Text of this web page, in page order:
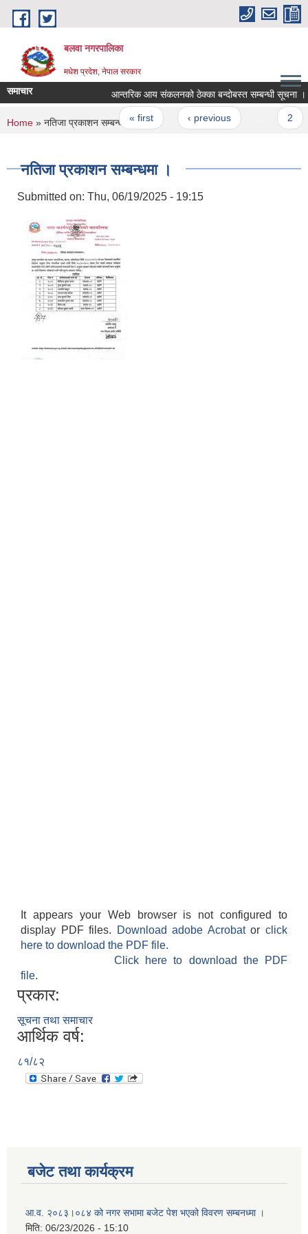
Skip to main content
बलवा नगरपालिका
मधेश प्रदेश, नेपाल सरकार
समाचार आन्तरिक आय संकलनको ठेक्का बन्दोबस्त सम्बन्धी सूचना ।
Pages
« first ‹ previous
You are here
Home » नतिजा प्रकाशन सम्बन्धमा ।
नतिजा प्रकाशन सम्बन्धमा ।
Submitted on: Thu, 06/19/2025 - 19:15
It appears your Web browser is not configured to
display PDF files.
Download adobe Acrobatorclick
here to download the PDF file.
Click here to download the PDF
file.
प्रकार:
सूचना तथा समाचार
आर्थिक वर्ष:
८१/८२
बजेट तथा कार्यक्रम
आ.व. २०८३।०८४ को नगर सभामा बजेट पेश भएको विवरण सम्बनध्मा ।
मिति: 06/23/2026 - 15:10